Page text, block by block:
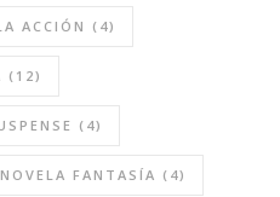
ACCIÓN (4)
(12)
(4)
NOVELA FANTASÍA (4)